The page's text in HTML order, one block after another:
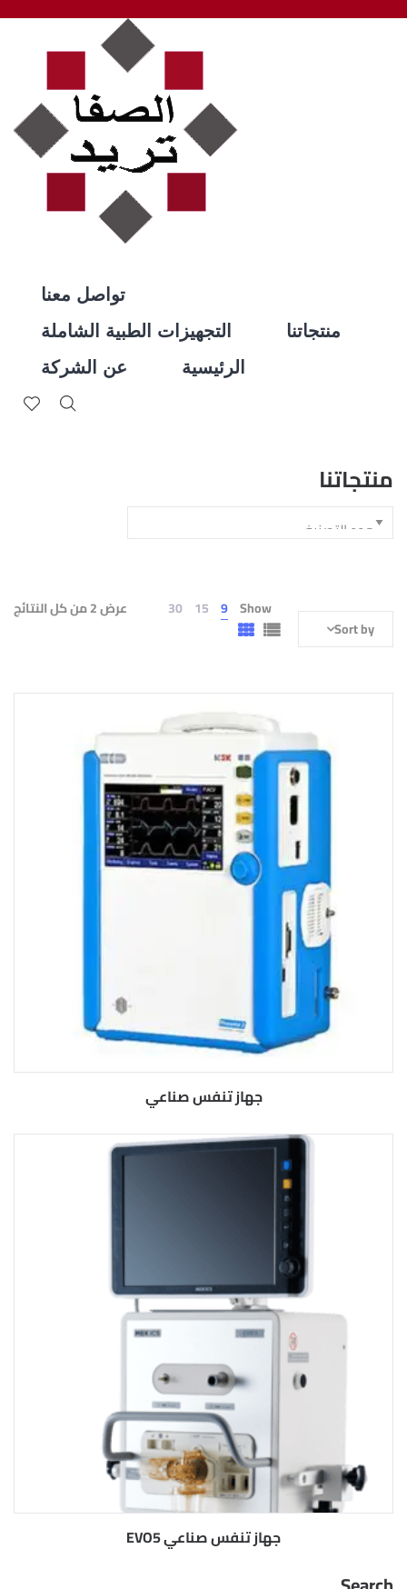
تواصل معنا
التجهيزات الطبية الشاملة
منتجاتنا
عن الشركة
الرئيسية
منتجاتنا
عرض ⁦2⁩ من كل النتائج Show
9
15
30
Sort by
جهاز تنفس صناعي
جهاز تنفس صناعي EVO5